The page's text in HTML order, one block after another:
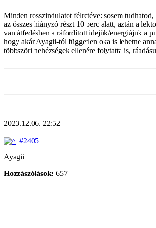
Minden rosszindulatot félretéve: sosem
az összes hiányzó részt 10 perc alatt, aztán a
van átfedésben a ráfordított idejük/energiájuk a
hogy akár Ayagii-tól független oka is lehetne
többszöri nehézségek ellenére folytatta is,
2023.12.06. 22:52
#2405
Ayagii
Hozzászólások: 657